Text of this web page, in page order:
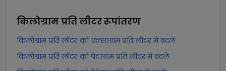
किलोग्राम प्रति लीटररूपांतरण
किलोग्राम प्रति लीटर को एक्साग्राम प्रति लीटर में बदलें
किलोग्राम प्रति लीटर को पेटाग्राम प्रति लीटर में बदलें